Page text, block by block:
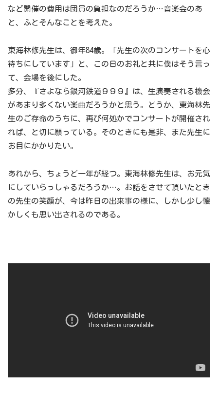
など開催の費用は団員の負担なのだろうか…音楽会のあ
と、ふとそんなことを考えた。
東海林修先生は、御年84歳。「先生の次のコンサートを心
待ちにしています」と、この日のお礼と共に僕はそう言っ
て、会場を後にした。
多分、『さよなら銀河鉄道９９９』は、生演奏される機会
があまり多くない楽曲だろうかと思う。どうか、東海林先
生のご存命のうちに、再び何処かでコンサートが開催され
れば、と切に願っている。そのときにも是非、また先生に
お目にかかりたい。
あれから、ちょうど一年が経つ。東海林修先生は、お元気
にしていらっしゃるだろうか…。お話をさせて頂いたとき
の先生の笑顔が、今は昨日の出来事の様に、しかし少し懐
かしくも思い出されるのである。